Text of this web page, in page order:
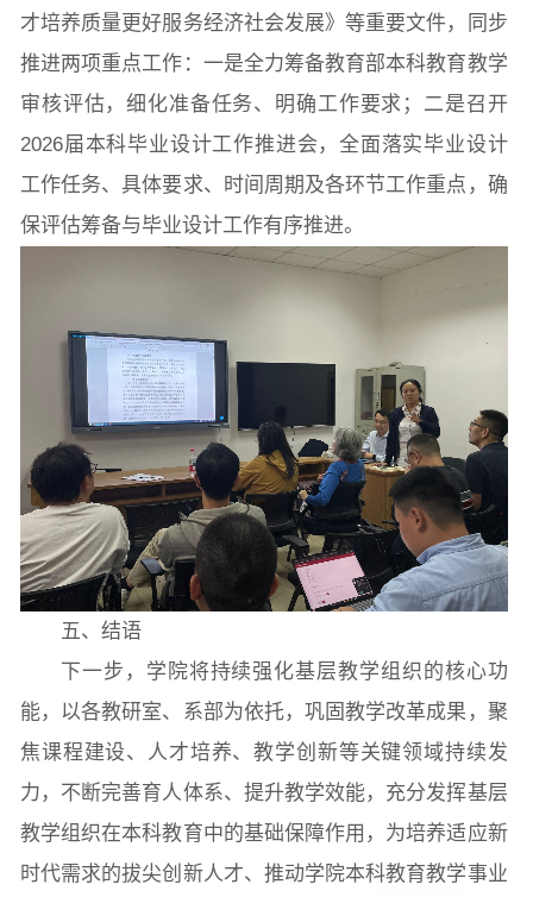
才培养质量更好服务经济社会发展》等重要文件，同步
推进两项重点工作：一是全力筹备教育部本科教育教学
审核评估，细化准备任务、明确工作要求；二是召开
2026届本科毕业设计工作推进会，全面落实毕业设计
工作任务、具体要求、时间周期及各环节工作重点，确
保评估筹备与毕业设计工作有序推进。
五、结语
下一步，学院将持续强化基层教学组织的核心功
能，以各教研室、系部为依托，巩固教学改革成果，聚
焦课程建设、人才培养、教学创新等关键领域持续发
力，不断完善育人体系、提升教学效能，充分发挥基层
教学组织在本科教育中的基础保障作用，为培养适应新
时代需求的拔尖创新人才、推动学院本科教育教学事业